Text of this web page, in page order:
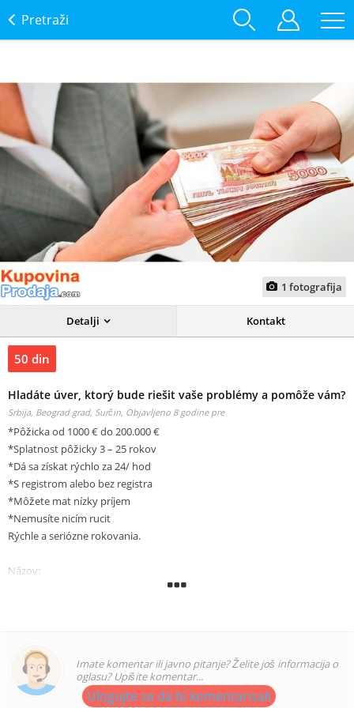
Pretraži
1 fotografija
Detalji Kontakt
50 din
Hladáte úver, ktorý bude riešit vaše problémy a pomôže vám?
Srbija, Beograd grad, Surčin, Objavljeno 8 godine pre
*Pôžicka od 1000 € do 200.000 €
*Splatnost pôžicky 3 – 25 rokov
*Dá sa získat rýchlo za 24/ hod
*S registrom alebo bez registra
*Môžete mat nízky príjem
*Nemusíte nicím rucit
Rýchle a seriózne rokovania.
Názov:
WHATSAPP: +33644675360
E-adresa:
elizabet.villagomez@gmail.com
Imate komentar ili javno pitanje? Želite još informacija o
oglasu? Upišite komentar...
Ulogujte se da bi komentarisali